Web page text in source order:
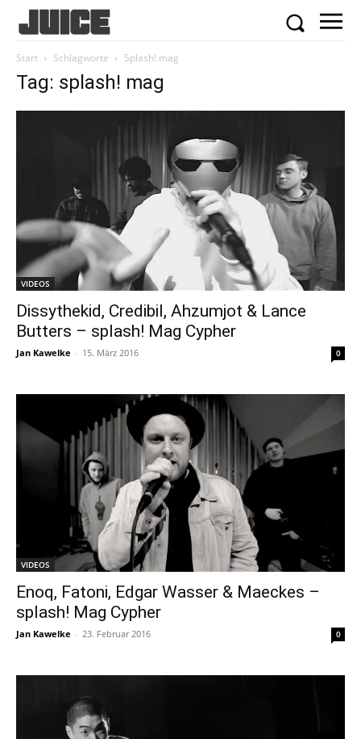
Start Schlagworte Splash! mag
Tag: splash! mag
VIDEOS
Dissythekid, Credibil, Ahzumjot & Lance
Butters – splash! Mag Cypher
Jan Kawelke - 15. März 2016 0
VIDEOS
Enoq, Fatoni, Edgar Wasser & Maeckes –
splash! Mag Cypher
Jan Kawelke - 23. Februar 2016 0